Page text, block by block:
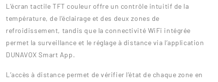
L’écran tactile TFT couleur offre un contrôle intuitif de la
température, de l’éclairage et des deux zones de
refroidissement, tandis que la connectivité WiFi intégrée
permet la surveillance et le réglage à distance via l’application
DUNAVOX Smart App.
L’accès à distance permet de vérifier l’état de chaque zone en